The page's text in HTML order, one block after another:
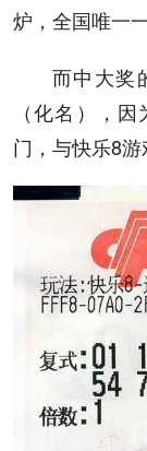
炉，全国唯一
而中大奖
（化名），
门，与快乐8游